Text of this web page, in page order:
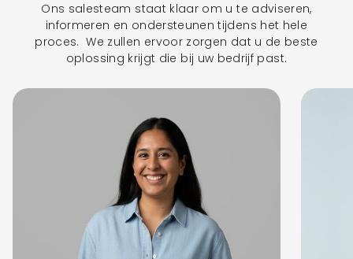
Ons salesteam staat klaar om u te adviseren,
informeren en ondersteunen tijdens het hele
proces. We zullen ervoor zorgen dat u de beste
oplossing krijgt die bij uw bedrijf past.